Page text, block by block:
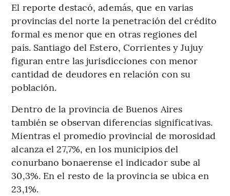
El reporte destacó, además, que en varias
provincias del norte la penetración del crédito
formal es menor que en otras regiones del
país. Santiago del Estero, Corrientes y Jujuy
figuran entre las jurisdicciones con menor
cantidad de deudores en relación con su
población.
Dentro de la provincia de Buenos Aires
también se observan diferencias significativas.
Mientras el promedio provincial de morosidad
alcanza el 27,7%, en los municipios del
conurbano bonaerense el indicador sube al
30,3%. En el resto de la provincia se ubica en
23,1%.